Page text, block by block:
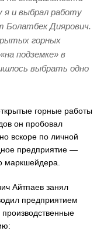
я и выбрал работу
Болатбек Диярович.
горных
подземке» в
выбрать одно
горные работы
он пробовал
вскоре по личной
предприятие —
маркшейдера.
Айтпаев занял
предприятием
производственные